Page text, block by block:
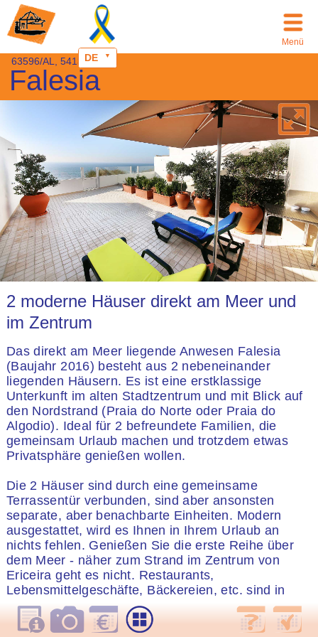
DE
63596/AL, 54139/AL
Falesia
2 moderne Häuser direkt am Meer und
im Zentrum
Das direkt am Meer liegende Anwesen Falesia
(Baujahr 2016) besteht aus 2 nebeneinander
liegenden Häusern. Es ist eine erstklassige
Unterkunft im alten Stadtzentrum und mit Blick auf
den Nordstrand (Praia do Norte oder Praia do
Algodio). Ideal für 2 befreundete Familien, die
gemeinsam Urlaub machen und trotzdem etwas
Privatsphäre genießen wollen.
Die 2 Häuser sind durch eine gemeinsame
Terrassentür verbunden, sind aber ansonsten
separate, aber benachbarte Einheiten. Modern
ausgestattet, wird es Ihnen in Ihrem Urlaub an
nichts fehlen. Genießen Sie die erste Reihe über
dem Meer - näher zum Strand im Zentrum von
Ericeira geht es nicht. Restaurants,
Lebensmittelgeschäfte, Bäckereien, etc. sind in
wenigen Gehminuten erreichbar. In das historische
Zentrum, wo Sie weitere Restaurants, Bars und
Menü